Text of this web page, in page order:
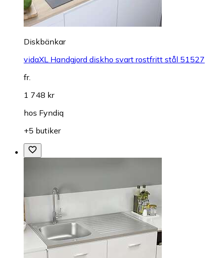
Diskbänkar
vidaXL Handgjord diskho svart rostfritt stål 51527
fr.
1 748 kr
hos Fyndiq
+5 butiker